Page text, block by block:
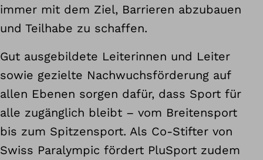
immer mit dem Ziel, Barrieren abzubauen
und Teilhabe zu schaffen.
Gut ausgebildete Leiterinnen und Leiter
sowie gezielte Nachwuchsförderung auf
allen Ebenen sorgen dafür, dass Sport für
alle zugänglich bleibt – vom Breitensport
bis zum Spitzensport. Als Co-Stifter von
Swiss Paralympic fördert PluSport zudem